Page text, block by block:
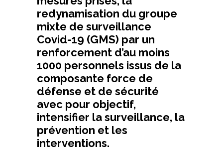
redynamisation du groupe
mixte de surveillance
Covid-19 (GMS) par un
renforcement d’au moins
1000 personnels issus de la
composante force de
défense et de sécurité
avec pour objectif,
intensifier la surveillance, la
prévention et les
interventions.